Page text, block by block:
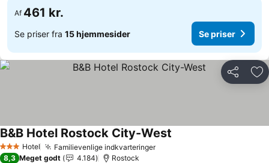
Af 461 kr.
Se priser fra 15 hjemmesider Se priser
Del
3 StjernerHotel Familievenlige indkvarteringer
B&B Hotel Rostock City-West
8,3 Meget godt 4.184 Rostock